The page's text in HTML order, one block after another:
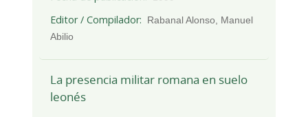
Editor / Compilador
Rabanal Alonso, Manuel
Abilio
La presencia militar romana en suelo
leonés